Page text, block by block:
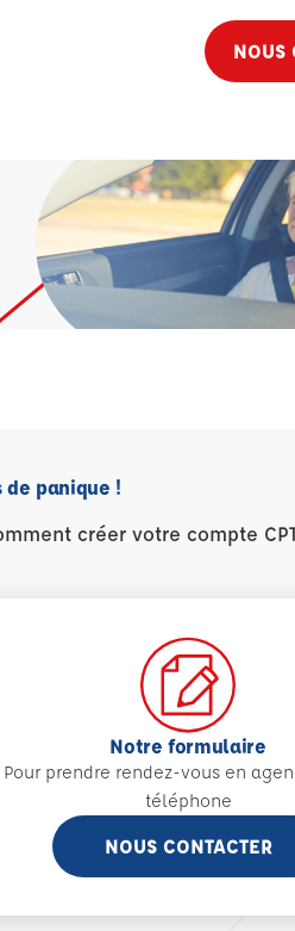
NOUS
de panique !
créer votre compte
Notre formulaire
Pour prendre rendez-vous en
téléphone
NOUS CONTACTER